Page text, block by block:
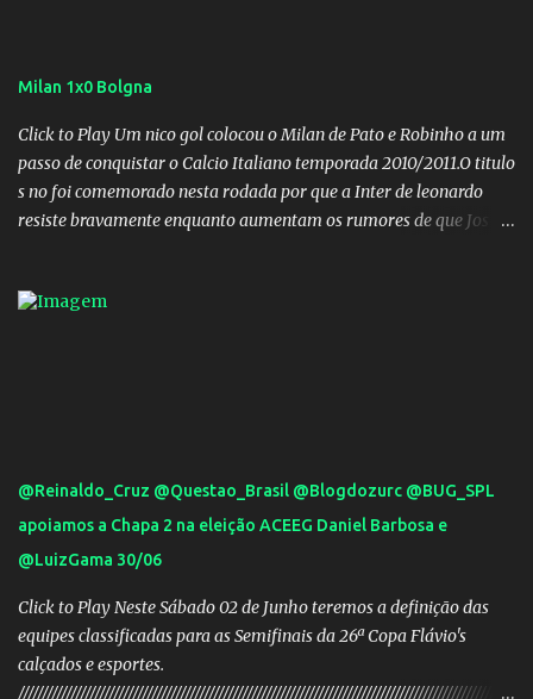
Milan 1x0 Bolgna
Click to Play Um nico gol colocou o Milan de Pato e Robinho a um
passo de conquistar o Calcio Italiano temporada 2010/2011.O titulo
s no foi comemorado nesta rodada por que a Inter de leonardo
resiste bravamente enquanto aumentam os rumores de que Jos
definido e tem o Milan como virtual campeao. ;
@Reinaldo_Cruz @Questao_Brasil @Blogdozurc @BUG_SPL
apoiamos a Chapa 2 na eleição ACEEG Daniel Barbosa e
@LuizGama 30/06
Click to Play Neste Sábado 02 de Junho teremos a definição das
equipes classificadas para as Semifinais da 26ª Copa Flávio's
calçados e esportes.
////////////////////////////////////////////////////////////////////////////////////////////////////////